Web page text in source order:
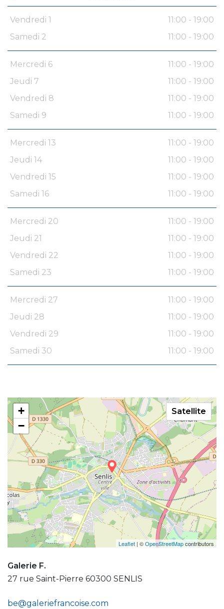
Vendredi 1
11:00 - 19:00
Samedi 2
11:00 - 19:00
Mercredi 6
11:00 - 19:00
Jeudi 7
11:00 - 19:00
Vendredi 8
11:00 - 19:00
Samedi 9
11:00 - 19:00
Mercredi 13
11:00 - 19:00
Jeudi 14
11:00 - 19:00
Vendredi 15
11:00 - 19:00
Samedi 16
11:00 - 19:00
Mercredi 20
11:00 - 19:00
Jeudi 21
11:00 - 19:00
Vendredi 22
11:00 - 19:00
Samedi 23
11:00 - 19:00
Mercredi 27
11:00 - 19:00
Jeudi 28
11:00 - 19:00
Vendredi 29
11:00 - 19:00
Samedi 30
11:00 - 19:00
+
−
Leaflet | ©OpenStreetMapcontributors
Satellite
Galerie F.
27 rue Saint-Pierre 60300 SENLIS
be@galeriefrancoise.com